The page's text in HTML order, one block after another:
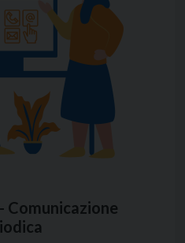
Comunicazione